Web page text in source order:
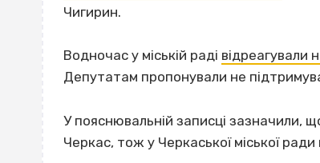
Чигирин.
Водночас у міській раді відреагували
Депутатам пропонували не
У пояснювальній записці зазначили,
Черкас, тож у Черкаської міської